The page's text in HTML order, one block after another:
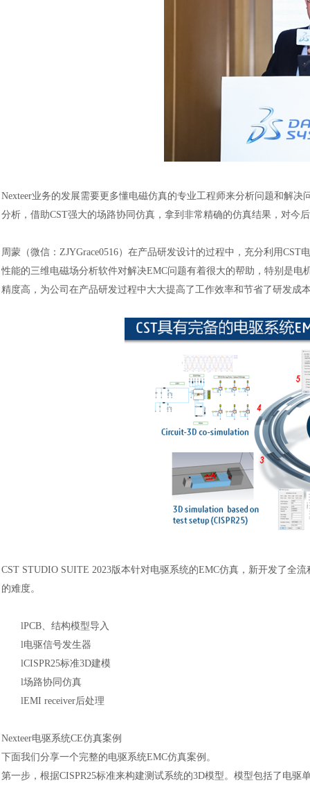
Nexteer业务的发展需要更多懂电磁仿真的专业工程师来分析问题和解
分析，借助CST强大的场路协同仿真，拿到非常精确的仿真结果，对今
周蒙（微信： ZJYGrace0516）在产品研发设计的过程中，充分利用
性能的三维电磁场分析软件对解决EMC问题有着很大的帮助，特别是
精度高，为公司在产品研发过程中大大提高了工作效率和节省了研发成
CST STUDIO SUITE 2023版本针对电驱系统的EMC仿真，新开发了全
的难度。
lPCB、结构模型导入
l电驱信号发生器
lCISPR25标准3D建模
l场路协同仿真
lEMI receiver后处理
Nexteer电驱系统CE仿真案例
下面我们分享一个完整的电驱系统EMC仿真案例。
第一步，根据CISPR25标准来构建测试系统的3D模型。模型包括了电驱